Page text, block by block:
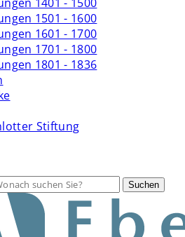
1501 - 1600
1601 - 1700
1701 - 1800
1801 - 1836
Stiftung
Suchen